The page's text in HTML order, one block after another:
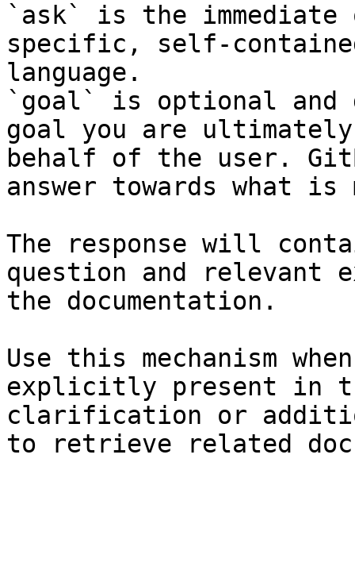
`ask` is the
specific, self-
language.
`goal` is optional and
goal you are
behalf of the user.
answer towards what
The response will
question and relevant
the documentation.
Use this mechanism
explicitly present in
clarification or